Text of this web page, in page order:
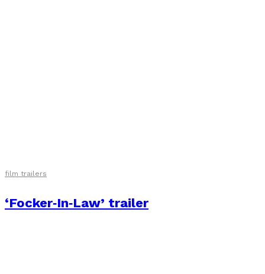
film trailers
‘Focker‑In‑Law’ trailer